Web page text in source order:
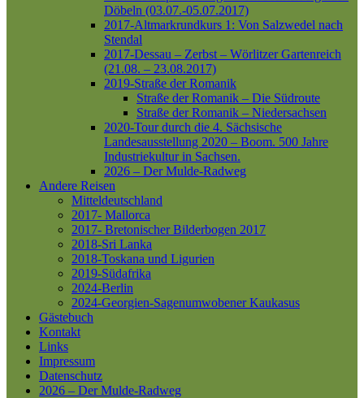
Döbeln (03.07.-05.07.2017)
2017-Altmarkrundkurs 1: Von Salzwedel nach
Stendal
2017-Dessau – Zerbst – Wörlitzer Gartenreich
(21.08. – 23.08.2017)
2019-Straße der Romanik
Straße der Romanik – Die Südroute
Straße der Romanik – Niedersachsen
2020-Tour durch die 4. Sächsische
Landesausstellung 2020 – Boom. 500 Jahre
Industriekultur in Sachsen.
2026 – Der Mulde-Radweg
Andere Reisen
Mitteldeutschland
2017- Mallorca
2017- Bretonischer Bilderbogen 2017
2018-Sri Lanka
2018-Toskana und Ligurien
2019-Südafrika
2024-Berlin
2024-Georgien-Sagenumwobener Kaukasus
Gästebuch
Kontakt
Links
Impressum
Datenschutz
2026 – Der Mulde-Radweg